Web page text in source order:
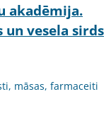
akadēmija.
un vesela sirds
māsas, farmaceiti